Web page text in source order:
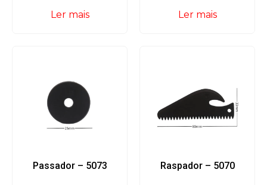
Ler mais Ler mais
Passador – 5073 Raspador – 5070